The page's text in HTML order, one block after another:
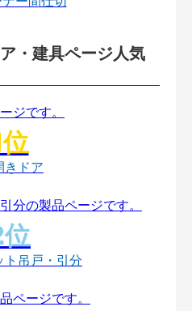
・建具ページ人気
きドア
ト吊戸・引分